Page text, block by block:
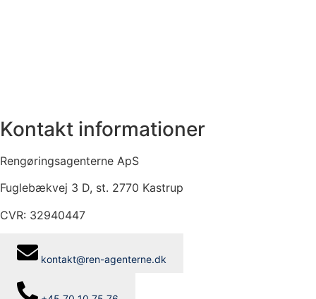
Kontakt informationer
Rengøringsagenterne ApS
Fuglebækvej 3 D, st. 2770 Kastrup
CVR: 32940447
kontakt@ren-agenterne.dk